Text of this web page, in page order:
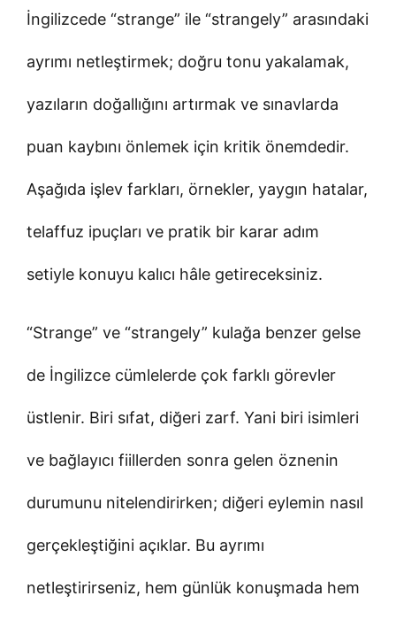
İngilizcede “strange” ile “strangely” arasındaki
ayrımı netleştirmek; doğru tonu yakalamak,
yazıların doğallığını artırmak ve sınavlarda
puan kaybını önlemek için kritik önemdedir.
Aşağıda işlev farkları, örnekler, yaygın hatalar,
telaffuz ipuçları ve pratik bir karar adım
setiyle konuyu kalıcı hâle getireceksiniz.
“Strange” ve “strangely” kulağa benzer gelse
de İngilizce cümlelerde çok farklı görevler
üstlenir. Biri sıfat, diğeri zarf. Yani biri isimleri
ve bağlayıcı fiillerden sonra gelen öznenin
durumunu nitelendirirken; diğeri eylemin nasıl
gerçekleştiğini açıklar. Bu ayrımı
netleştirirseniz, hem günlük konuşmada hem